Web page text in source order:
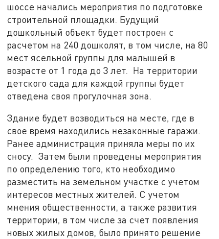
шоссе начались мероприятия по подготовке
строительной площадки. Будущий
дошкольный объект будет построен с
расчетом на 240 дошколят, в том числе, на 80
мест ясельной группы для малышей в
возрасте от 1 года до 3 лет. На территории
детского сада для каждой группы будет
отведена своя прогулочная зона.
Здание будет возводиться на месте, где в
свое время находились незаконные гаражи.
Ранее администрация приняла меры по их
сносу. Затем были проведены мероприятия
по определению того, кто необходимо
разместить на земельном участке с учетом
интересов местных жителей. С учетом
мнения общественности, а также развития
территории, в том числе за счет появления
новых жилых домов, было принято решение